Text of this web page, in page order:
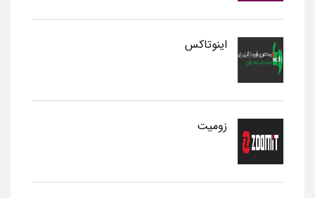
اینوتاکس
زومیت